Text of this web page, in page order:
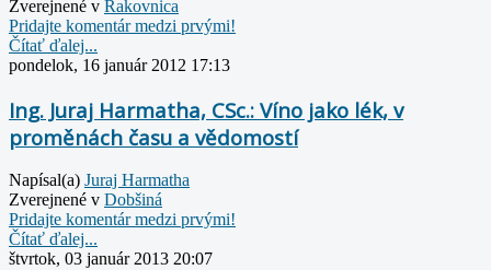
Zverejnené v Rakovnica
Pridajte komentár medzi prvými!
Čítať ďalej...
pondelok, 16 január 2012 17:13
Ing. Juraj Harmatha, CSc.: Víno jako lék, v
proměnách času a vědomostí
Napísal(a) Juraj Harmatha
Zverejnené v Dobšiná
Pridajte komentár medzi prvými!
Čítať ďalej...
štvrtok, 03 január 2013 20:07